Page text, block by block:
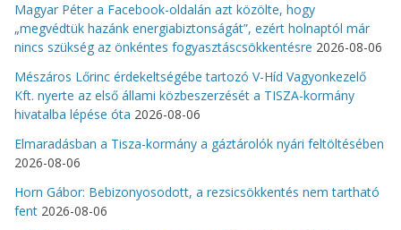
Magyar Péter a Facebook-oldalán azt közölte, hogy
„megvédtük hazánk energiabiztonságát”, ezért holnaptól már
nincs szükség az önkéntes fogyasztáscsökkentésre 2026-08-06
Mészáros Lőrinc érdekeltségébe tartozó V-Híd Vagyonkezelő
Kft. nyerte az első állami közbeszerzését a TISZA-kormány
hivatalba lépése óta 2026-08-06
Elmaradásban a Tisza-kormány a gáztárolók nyári feltöltésében
2026-08-06
Horn Gábor: Bebizonyosodott, a rezsicsökkentés nem tartható
fent 2026-08-06